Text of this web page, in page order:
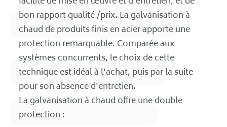
bon rapport qualité /prix. La galvanisation à
chaud de produits finis en acier apporte une
protection remarquable. Comparée aux
systèmes concurrents, le choix de cette
technique est idéal à l'achat, puis par la suite
pour son absence d'entretien.
La galvanisation à chaud offre une double
protection :